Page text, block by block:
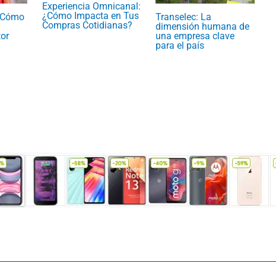
Experiencia Omnicanal:
¿Cómo Impacta en Tus
Compras Cotidianas?
Transelec: La
dimensión humana de
una empresa clave
para el país